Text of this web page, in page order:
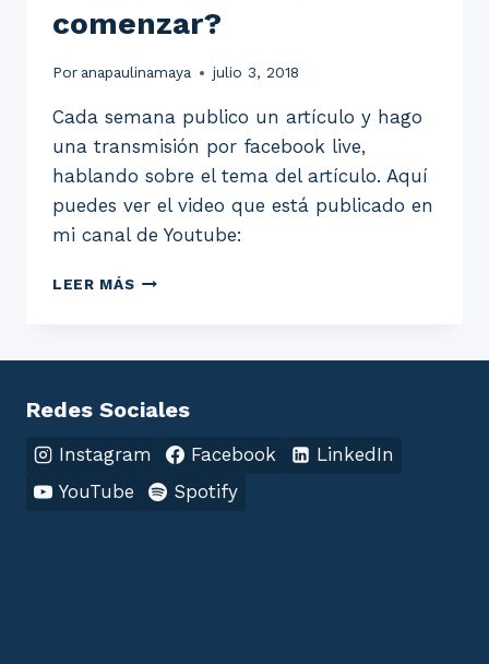
comenzar?
Por anapaulinamaya julio 3, 2018
Cada semana publico un artículo y hago
una transmisión por facebook live,
hablando sobre el tema del artículo. Aquí
puedes ver el video que está publicado en
mi canal de Youtube:
LEER MÁSEDUCAR
Redes Sociales
Instagram Facebook
LinkedIn
YouTube
Spotify